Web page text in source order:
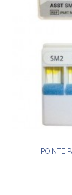
POINTE